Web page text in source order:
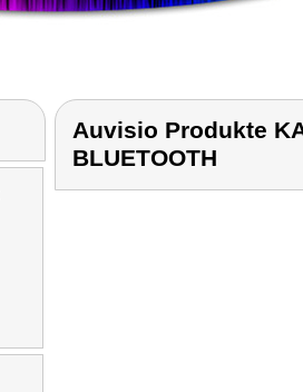
Auvisio Produkte
BLUETOOTH